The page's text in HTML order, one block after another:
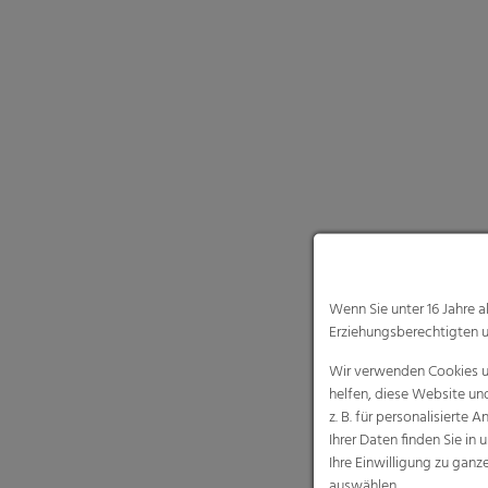
Wir verwenden
helfen, diese Website
z. B. für
Ihre Einwilligung zu